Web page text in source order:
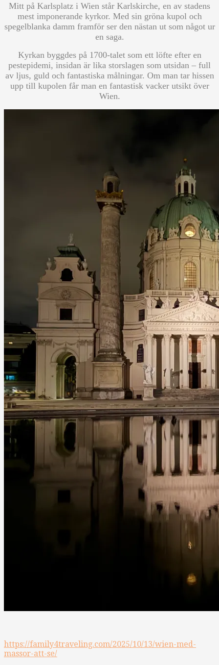
Mitt på Karlsplatz i Wien står Karlskirche, en av stadens
mest imponerande kyrkor. Med sin gröna kupol och
spegelblanka damm framför ser den nästan ut som något ur
en saga.
Kyrkan byggdes på 1700-talet som ett löfte efter en
pestepidemi, insidan är lika storslagen som utsidan – full
av ljus, guld och fantastiska målningar. Om man tar hissen
upp till kupolen får man en fantastisk vacker utsikt över
Wien.
https://family4traveling.com/2025/10/13/wien-med-
massor-att-se/